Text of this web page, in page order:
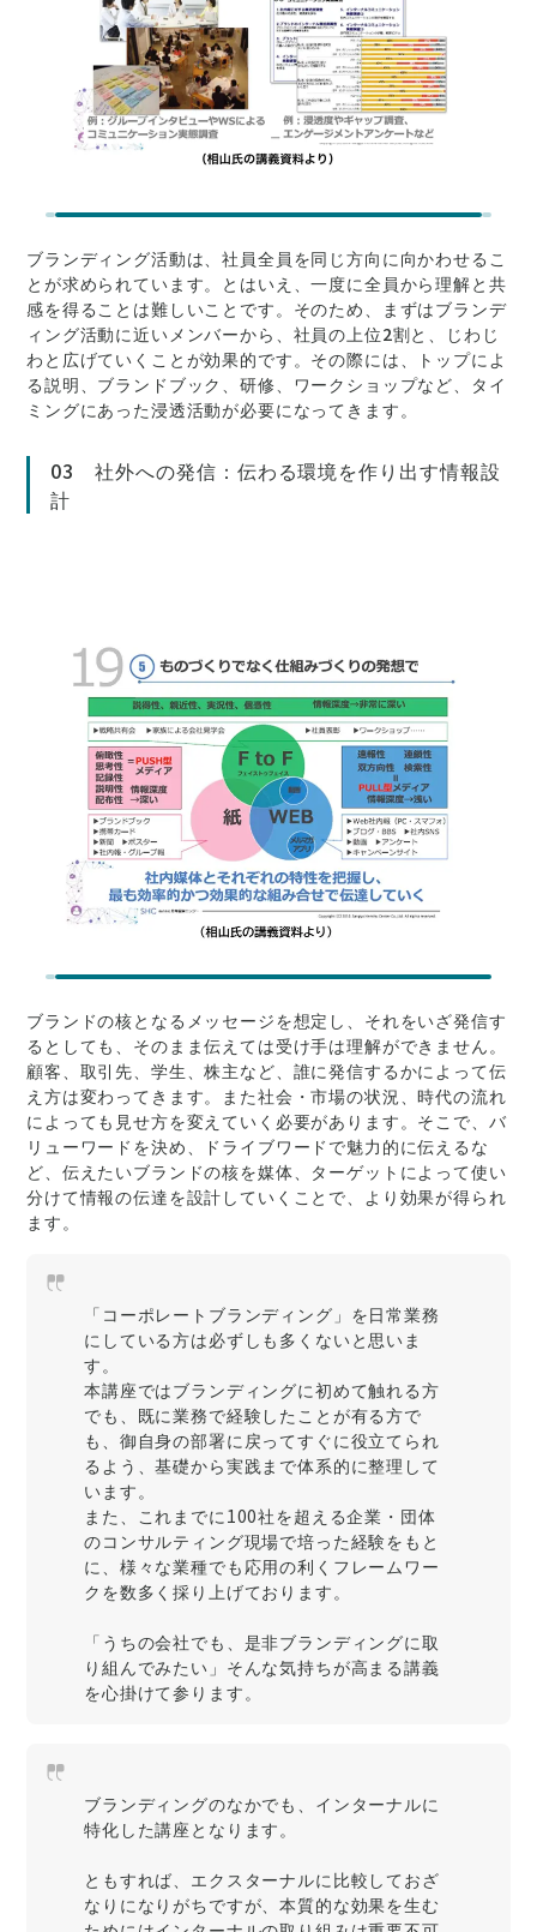
ブランディング活動は、社員全員を同じ方向に向かわせるこ
とが求められています。とはいえ、一度に全員から理解と共
感を得ることは難しいことです。そのため、まずはブランデ
ィング活動に近いメンバーから、社員の上位2割と、じわじ
わと広げていくことが効果的です。その際には、トップによ
る説明、ブランドブック、研修、ワークショップなど、タイ
ミングにあった浸透活動が必要になってきます。
03 社外への発信：伝わる環境を作り出す情報設
計
ブランドの核となるメッセージを想定し、それをいざ発信す
るとしても、そのまま伝えては受け手は理解ができません。
顧客、取引先、学生、株主など、誰に発信するかによって伝
え方は変わってきます。また社会・市場の状況、時代の流れ
によっても見せ方を変えていく必要があります。そこで、バ
リューワードを決め、ドライブワードで魅力的に伝えるな
ど、伝えたいブランドの核を媒体、ターゲットによって使い
分けて情報の伝達を設計していくことで、より効果が得られ
ます。
「コーポレートブランディング」を日常業務
にしている方は必ずしも多くないと思いま
す。
本講座ではブランディングに初めて触れる方
でも、既に業務で経験したことが有る方で
も、御自身の部署に戻ってすぐに役立てられ
るよう、基礎から実践まで体系的に整理して
います。
また、これまでに100社を超える企業・団体
のコンサルティング現場で培った経験をもと
に、様々な業種でも応用の利くフレームワー
クを数多く採り上げております。
「うちの会社でも、是非ブランディングに取
り組んでみたい」そんな気持ちが高まる講義
を心掛けて参ります。
ブランディングのなかでも、インターナルに
特化した講座となります。
ともすれば、エクスターナルに比較しておざ
なりになりがちですが、本質的な効果を生む